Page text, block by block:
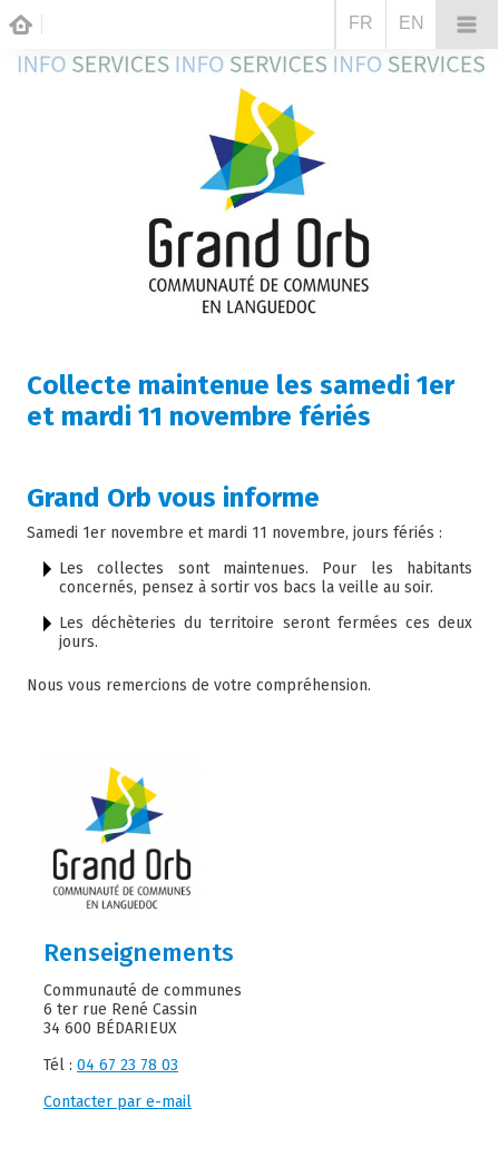
Collecte maintenue les samedi 1er
et mardi 11 novembre fériés
Grand Orb vous informe
Samedi 1er novembre et mardi 11 novembre, jours fériés :
Les collectes sont maintenues. Pour les habitants
concernés, pensez à sortir vos bacs la veille au soir.
Les déchèteries du territoire seront fermées ces deux
jours.
Nous vous remercions de votre compréhension.
Renseignements
Communauté de communes
6 ter rue René Cassin
34 600 BÉDARIEUX
Tél : 04 67 23 78 03
Contacter par e-mail
FR EN